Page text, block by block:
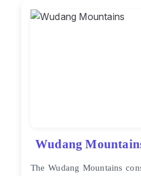
Wudang
The Wudang Mountains